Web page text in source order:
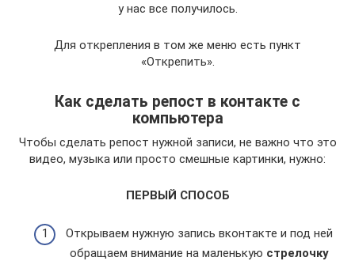
у нас все получилось.
Для открепления в том же меню есть пункт
«Открепить».
Как сделать репост в контакте с
компьютера
Чтобы сделать репост нужной записи, не важно что это
видео, музыка или просто смешные картинки, нужно:
ПЕРВЫЙ СПОСОБ
Открываем нужную запись вконтакте и под ней
обращаем внимание на маленькую стрелочку